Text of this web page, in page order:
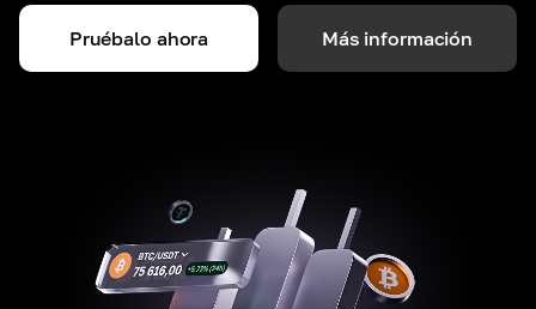
Pruébalo ahora Más información